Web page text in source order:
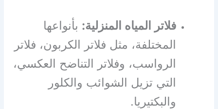
فلاتر المياه المنزلية: بأنواعها
المختلفة، مثل فلاتر الكربون، فلاتر
الرواسب، وفلاتر التناضح العكسي،
التي تزيل الشوائب والكلور
والبكتيريا.